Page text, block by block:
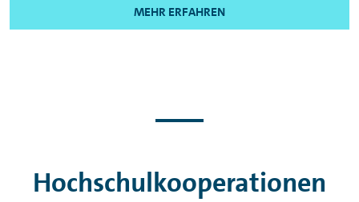
MEHR ERFAHREN
Hochschulkooperationen